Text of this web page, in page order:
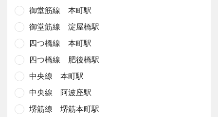
御堂筋線 本町駅
御堂筋線 淀屋橋駅
四つ橋線 本町駅
四つ橋線 肥後橋駅
中央線 本町駅
中央線 阿波座駅
堺筋線 堺筋本町駅